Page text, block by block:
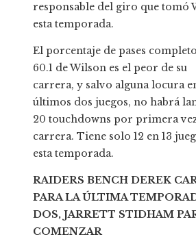
responsable del giro que tomó
esta temporada.
El porcentaje de pases
60.1 de Wilson es el peor de su
carrera, y salvo alguna locura
últimos dos juegos, no habrá
20 touchdowns por primera
carrera. Tiene solo 12 en 13
esta temporada.
RAIDERS BENCH DEREK
PARA LA ÚLTIMA
DOS, JARRETT STIDHAM
COMENZAR